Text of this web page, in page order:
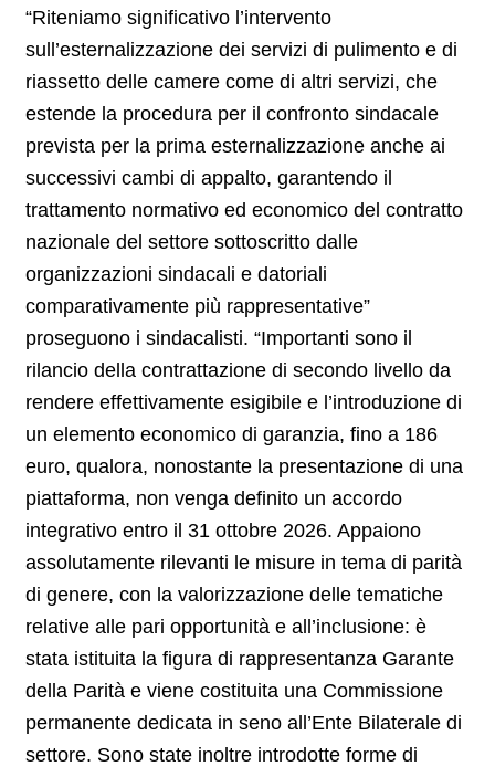
“Riteniamo significativo l’intervento
sull’esternalizzazione dei servizi di pulimento e di
riassetto delle camere come di altri servizi, che
estende la procedura per il confronto sindacale
prevista per la prima esternalizzazione anche ai
successivi cambi di appalto, garantendo il
trattamento normativo ed economico del contratto
nazionale del settore sottoscritto dalle
organizzazioni sindacali e datoriali
comparativamente più rappresentative”
proseguono i sindacalisti. “Importanti sono il
rilancio della contrattazione di secondo livello da
rendere effettivamente esigibile e l’introduzione di
un elemento economico di garanzia, fino a 186
euro, qualora, nonostante la presentazione di una
piattaforma, non venga definito un accordo
integrativo entro il 31 ottobre 2026. Appaiono
assolutamente rilevanti le misure in tema di parità
di genere, con la valorizzazione delle tematiche
relative alle pari opportunità e all’inclusione: è
stata istituita la figura di rappresentanza Garante
della Parità e viene costituita una Commissione
permanente dedicata in seno all’Ente Bilaterale di
settore. Sono state inoltre introdotte forme di